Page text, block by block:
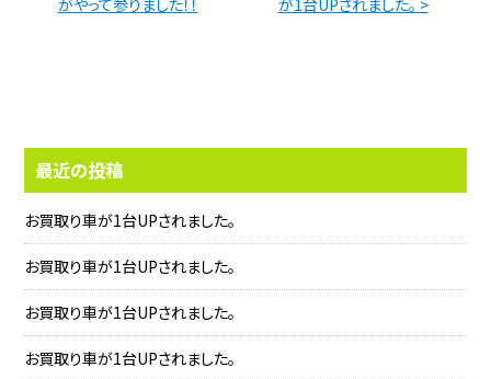
がやって参りました！！
が1台UPされました。 >
最近の投稿
お買取り車が1台UPされました。
お買取り車が1台UPされました。
お買取り車が1台UPされました。
お買取り車が1台UPされました。